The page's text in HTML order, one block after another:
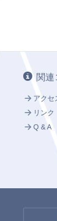
関連
アクセ
リンク
Q & A